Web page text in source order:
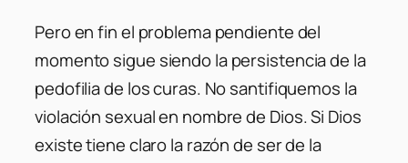
Pero en fin el problema pendiente del
momento sigue siendo la persistencia de la
pedofilia de los curas. No santifiquemos la
violación sexual en nombre de Dios. Si Dios
existe tiene claro la razón de ser de la